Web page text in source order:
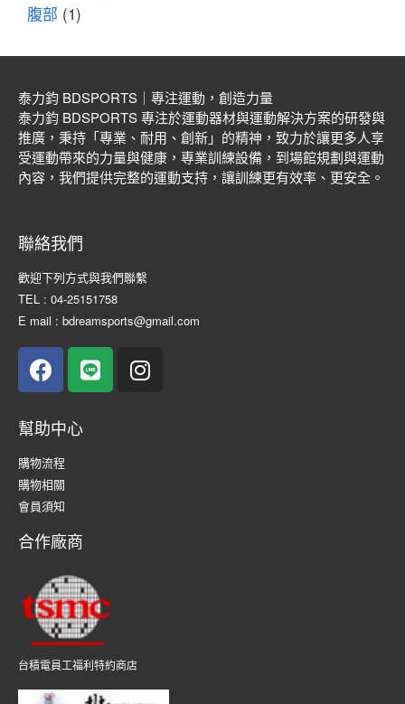
腹部 (1)
泰力鈞 BDSPORTS｜專注運動，創造力量
泰力鈞 BDSPORTS 專注於運動器材與運動解決方案的研發與
推廣，秉持「專業、耐用、創新」的精神，致力於讓更多人享
受運動帶來的力量與健康，專業訓練設備，到場館規劃與運動
內容，我們提供完整的運動支持，讓訓練更有效率、更安全。
聯絡我們
歡迎下列方式與我們聯繫
TEL : 04-25151758
E mail : bdreamsports@gmail.com
幫助中心
購物流程
購物相關
會員須知
合作廠商
台積電員工福利特約商店